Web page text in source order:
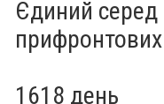
Єдиний серед
1618 день